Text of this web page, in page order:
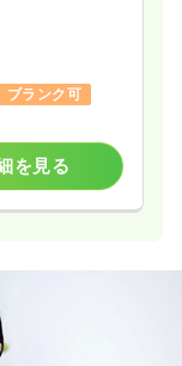
ブランク可
を見る